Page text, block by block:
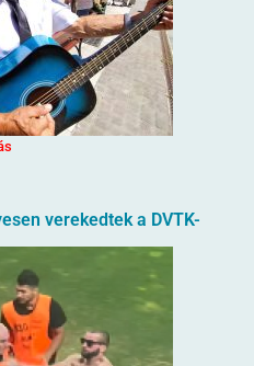
verekedtek a DVTK-